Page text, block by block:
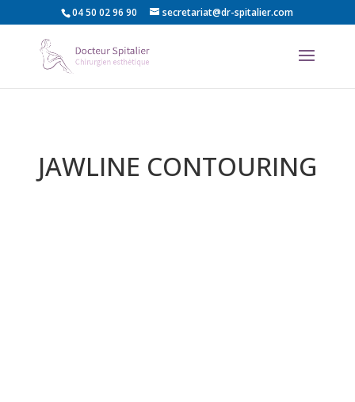
04 50 02 96 90 secretariat@dr-spitalier.com
JAWLINE CONTOURING